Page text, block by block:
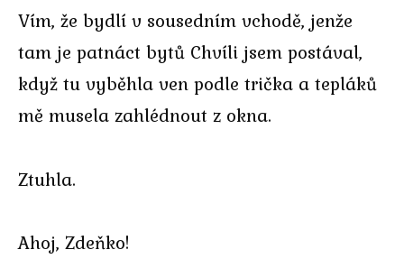
Vím, že bydlí v sousedním vchodě, jenže
tam je patnáct bytů Chvíli jsem postával,
když tu vyběhla ven podle trička a tepláků
mě musela zahlédnout z okna.
Ztuhla.
Ahoj, Zdeňko!